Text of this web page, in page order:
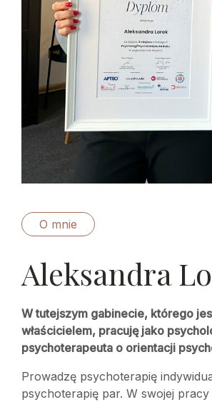
O mnie
Aleksandra
W tutejszym gabinecie, którego
właścicielem, pracuję jako
psychoterapeuta o orientacji
Prowadzę psychoterapię
psychoterapię par. W swojej